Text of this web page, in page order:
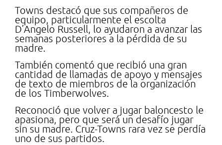
Towns destacó que sus compañeros de
equipo, particularmente el escolta
D’Angelo Russell, lo ayudaron a avanzar las
semanas posteriores a la pérdida de su
madre.
También comentó que recibió una gran
cantidad de llamadas de apoyo y mensajes
de texto de miembros de la organización
de los Timberwolves.
Reconoció que volver a jugar baloncesto le
apasiona, pero que será un desafío jugar
sin su madre. Cruz-Towns rara vez se perdía
uno de sus partidos.